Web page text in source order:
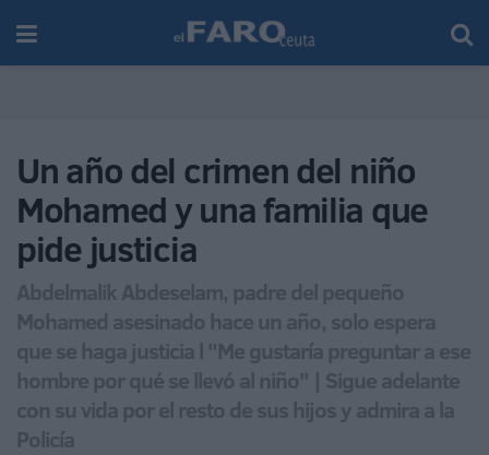
Un año del crimen del niño
Mohamed y una familia que
pide justicia
Abdelmalik Abdeselam, padre del pequeño
Mohamed asesinado hace un año, solo espera
que se haga justicia l "Me gustaría preguntar a ese
hombre por qué se llevó al niño" | Sigue adelante
con su vida por el resto de sus hijos y admira a la
Policía